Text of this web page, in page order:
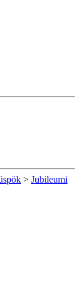
> Jubileumi